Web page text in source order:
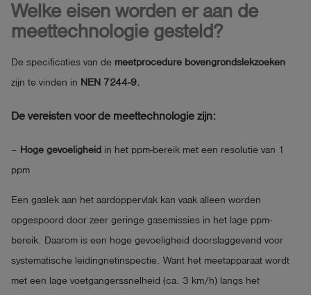
Welke eisen worden er aan de
meettechnologie gesteld?
De specificaties van de meetprocedure bovengrondslekzoeken
zijn te vinden in NEN 7244-9.
De vereisten voor de meettechnologie zijn:
– Hoge gevoeligheid in het ppm-bereik met een resolutie van 1
ppm
Een gaslek aan het aardoppervlak kan vaak alleen worden
opgespoord door zeer geringe gasemissies in het lage ppm-
bereik. Daarom is een hoge gevoeligheid doorslaggevend voor
systematische leidingnetinspectie. Want het meetapparaat wordt
met een lage voetgangerssnelheid (ca. 3 km/h) langs het